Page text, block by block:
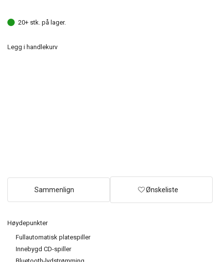
Høydepunkter
Fullautomatisk platespiller
Innebygd CD-spiller
20+ stk. på lager.
Legg i handlekurv
Sammenlign Ønskeliste